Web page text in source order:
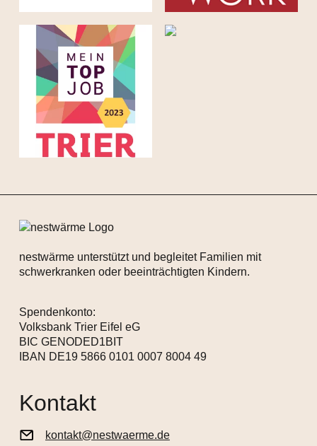
nestwärme unterstützt und begleitet Familien mit
schwerkranken oder beeinträchtigten Kindern.
Spendenkonto:
Volksbank Trier Eifel eG
BIC GENODED1BIT
IBAN DE19 5866 0101 0007 8004 49
Kontakt
kontakt@nestwaerme.de